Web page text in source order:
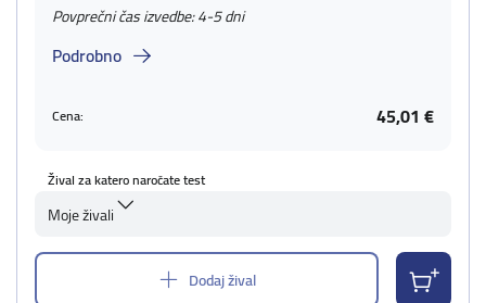
Povprečni čas izvedbe: 4-5 dni
Podrobno
Cena: 45,01 €
Žival za katero naročate test
Moje živali
Dodaj žival